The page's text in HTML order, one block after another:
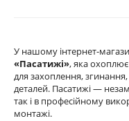
У нашому інтернет-
«Пасатижі», яка
для захоплення,
деталей. Пасатижі —
так і в професійному
монтажі.